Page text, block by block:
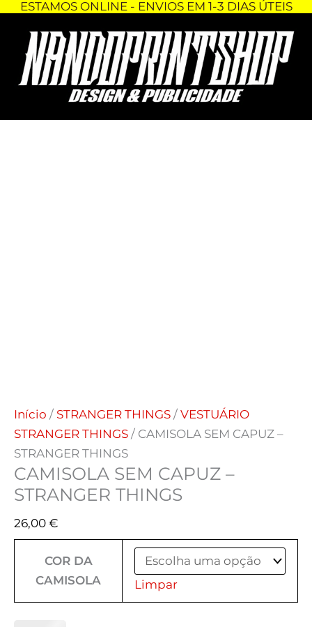
Skip
content
ESTAMOS ONLINE - ENVIOS EM 1-3 DIAS ÚTEIS
Início / STRANGER THINGS / VESTUÁRIO
STRANGER THINGS / CAMISOLA SEM CAPUZ –
STRANGER THINGS
CAMISOLA SEM CAPUZ –
STRANGER THINGS
26,00 €
COR DA
CAMISOLA
Limpar
Quantidade
de
CAMISOLA
SEM
CAPUZ